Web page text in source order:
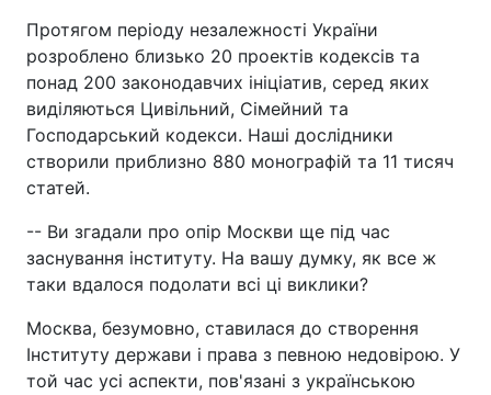
Протягом періоду незалежності України
розроблено близько 20 проектів кодексів та
понад 200 законодавчих ініціатив, серед яких
виділяються Цивільний, Сімейний та
Господарський кодекси. Наші дослідники
створили приблизно 880 монографій та 11 тисяч
статей.
-- Ви згадали про опір Москви ще під час
заснування інституту. На вашу думку, як все ж
таки вдалося подолати всі ці виклики?
Москва, безумовно, ставилася до створення
Інституту держави і права з певною недовірою. У
той час усі аспекти, пов'язані з українською